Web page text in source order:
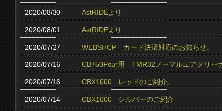
2020/08/30 AstRIDEより
2020/08/01 AstRIDEより
2020/07/27 WEBSHOP カード決済対応のお知らせ。
2020/07/16 CB750Four用 TMR32ノーマルエアクリー
2020/07/16 CBX1000 レッドのご紹介。
2020/07/14 CBX1000 シルバーのご紹介